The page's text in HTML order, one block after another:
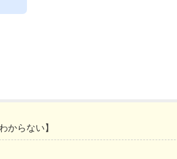
からない】